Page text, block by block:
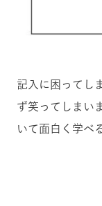
記入に困ってし
ず笑ってしまい
いて面白く学べ